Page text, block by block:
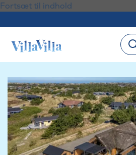
Fortsæt til indhold